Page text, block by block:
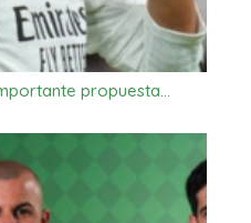
propuesta…